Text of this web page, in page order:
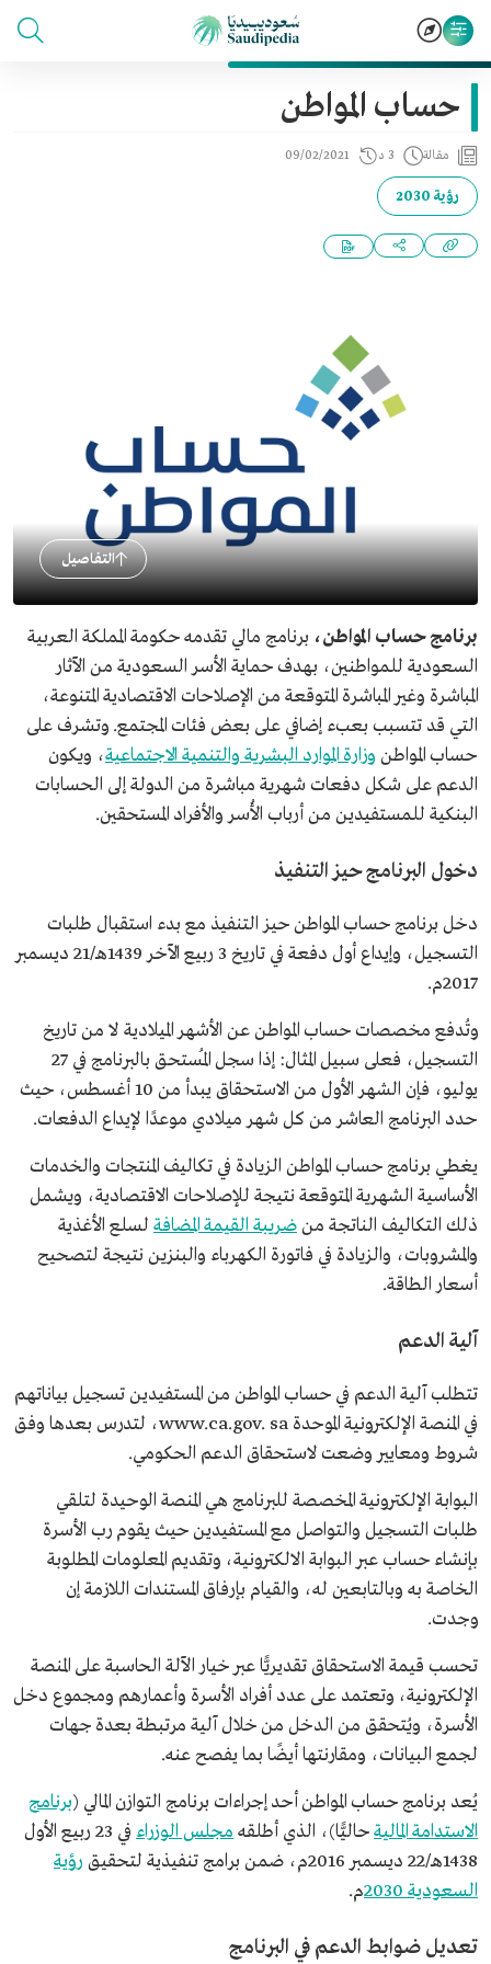
حساب المواطن
مقالة 3 د 09/02/2021
رؤية 2030
التفاصيل
برنامج حساب المواطن، برنامج مالي تقدمه حكومة المملكة العربية
السعودية للمواطنين، بهدف حماية الأسر السعودية من الآثار
المباشرة وغير المباشرة المتوقعة من الإصلاحات الاقتصادية المتنوعة،
التي قد تتسبب بعبء إضافي على بعض فئات المجتمع. وتشرف على
حساب المواطن وزارة الموارد البشرية والتنمية الاجتماعية، ويكون
الدعم على شكل دفعات شهرية مباشرة من الدولة إلى الحسابات
البنكية للمستفيدين من أرباب الأُسر والأفراد المستحقين.
دخول البرنامج حيز التنفيذ
دخل برنامج حساب المواطن حيز التنفيذ مع بدء استقبال طلبات
التسجيل، وإيداع أول دفعة في تاريخ 3 ربيع الآخر 1439هـ/21 ديسمبر
2017م.
وتُدفع مخصصات حساب المواطن عن الأشهر الميلادية لا من تاريخ
التسجيل، فعلى سبيل المثال: إذا سجل المُستحق بالبرنامج في 27
يوليو، فإن الشهر الأول من الاستحقاق يبدأ من 10 أغسطس، حيث
حدد البرنامج العاشر من كل شهر ميلادي موعدًا لإيداع الدفعات.
يغطي برنامج حساب المواطن الزيادة في تكاليف المنتجات والخدمات
الأساسية الشهرية المتوقعة نتيجة للإصلاحات الاقتصادية، ويشمل
ذلك التكاليف الناتجة منضريبة القيمة المضافة لسلع الأغذية
والمشروبات، والزيادة في فاتورة الكهرباء والبنزين نتيجة لتصحيح
أسعار الطاقة.
آلية الدعم
تتطلب آلية الدعم في حساب المواطن من المستفيدين تسجيل بياناتهم
في المنصة الإلكترونية الموحدة www.ca.gov. sa، لتدرس بعدها وفق
شروط ومعايير وضعت لاستحقاق الدعم الحكومي.
البوابة الإلكترونية المخصصة للبرنامج هي المنصة الوحيدة لتلقي
طلبات التسجيل والتواصل مع المستفيدين حيث يقوم رب الأسرة
بإنشاء حساب عبر البوابة الالكترونية، وتقديم المعلومات المطلوبة
الخاصة به وبالتابعين له، والقيام بإرفاق المستندات اللازمة إن
وجدت.
تحسب قيمة الاستحقاق تقديريًّا عبر خيار الآلة الحاسبة على المنصة
الإلكترونية، وتعتمد على عدد أفراد الأسرة وأعمارهم ومجموع دخل
الأسرة، ويُتحقق من الدخل من خلال آلية مرتبطة بعدة جهات
لجمع البيانات، ومقارنتها أيضًا بما يفصح عنه.
يُعد برنامج حساب المواطن أحد إجراءات برنامج التوازن المالي (برنامج
الاستدامة الماليةحاليًّا)، الذي أطلقه مجلس الوزراء
في 23 ربيع الأول
1438ھـ/22 ديسمبر 2016م، ضمن برامج تنفيذية لتحقيق
رؤية
السعودية 2030
م.
تعديل ضوابط الدعم في البرنامج